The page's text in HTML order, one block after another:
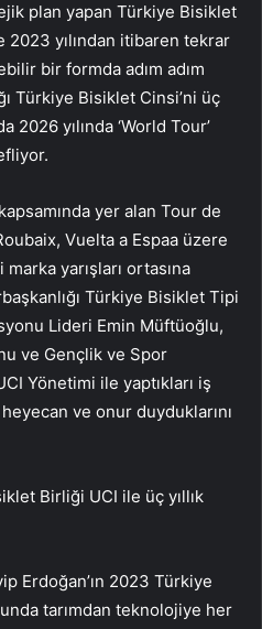
plan yapan Türkiye Bisiklet
2023 yılından itibaren tekrar
bir formda adım adım
Türkiye Bisiklet Cinsi’ni üç
2026 yılında ‘World Tour’
yer alan Tour de
Vuelta a Espaa üzere
yarışları ortasına
Türkiye Bisiklet Tipi
Lideri Emin Müftüoğlu,
ve Gençlik ve Spor
Yönetimi ile yaptıkları iş
ve onur duyduklarını
Birliği UCI ile üç yıllık
Erdoğan’ın 2023 Türkiye
tarımdan teknolojiye her